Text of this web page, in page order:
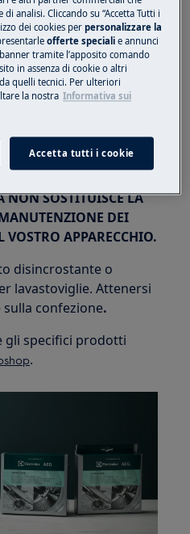
NON SOSTITUISCE LA
DEI
APPARECCHIO.
disincrostante o
lavastoviglie. Attenersi
confezione.
gli specifici prodotti
.
analisi. Cliccando su “Accetta Tutti i
dei cookies perpersonalizzare la
offerte speciali e annunci
tramite l’apposito comando
in assenza di cookie o altri
quelli tecnici. Per ulteriori
la nostra Informativa sui
Accetta tutti i cookie